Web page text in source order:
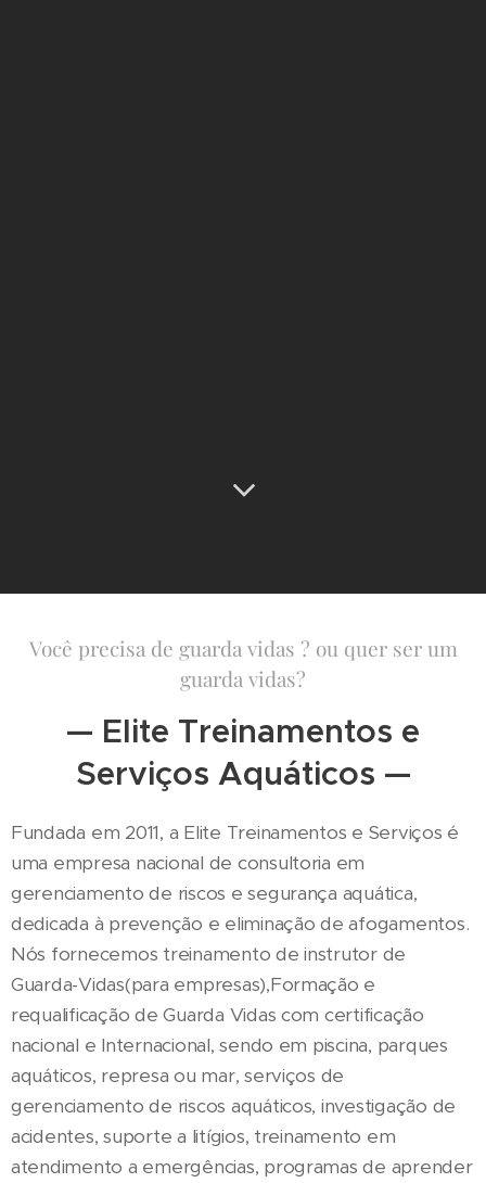
Você precisa de guarda vidas ? ou quer ser um
guarda vidas?
— Elite Treinamentos e
Serviços Aquáticos —
Fundada em 2011, a Elite Treinamentos e Serviços é
uma empresa nacional de consultoria em
gerenciamento de riscos e segurança aquática,
dedicada à prevenção e eliminação de afogamentos.
Nós fornecemos treinamento de instrutor de
Guarda-Vidas(para empresas),Formação e
requalificação de Guarda Vidas com certificação
nacional e Internacional, sendo em piscina, parques
aquáticos, represa ou mar, serviços de
gerenciamento de riscos aquáticos, investigação de
acidentes, suporte a litígios, treinamento em
atendimento a emergências, programas de aprender